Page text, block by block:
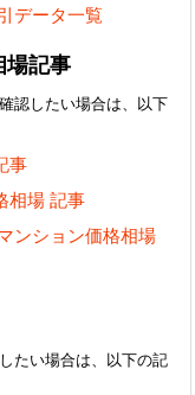
データ一覧
場記事
認したい場合は、以下
事
相場 記事
ンション価格相場
たい場合は、以下の記